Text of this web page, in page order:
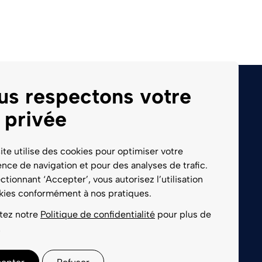
Lundi 08h00 - 18h00
Mardi
Mercredi
Vendredi 08h00 - 18h00
Samedi Service de garde 1733
Dimanche
respectons votre
utilise des cookies pour optimiser votre
de navigation et pour des analyses de trafic.
‘Accepter’, vous autorisez l’utilisation
conformément à nos pratiques.
notre Politique de confidentialité pour plus de